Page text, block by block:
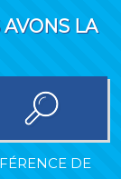
LA
DE